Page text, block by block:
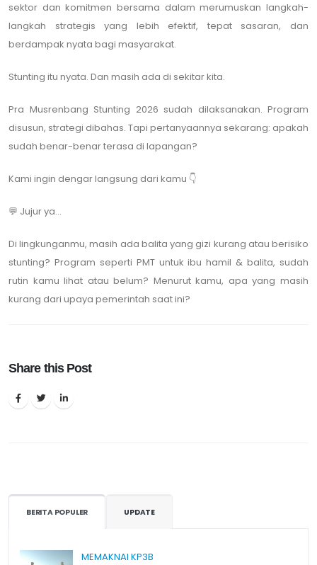
sektor dan komitmen bersama dalam merumuskan langkah-
langkah strategis yang lebih efektif, tepat sasaran, dan
berdampak nyata bagi masyarakat.
Stunting itu nyata. Dan masih ada di sekitar kita.
Pra Musrenbang Stunting 2026 sudah dilaksanakan. Program
disusun, strategi dibahas. Tapi pertanyaannya sekarang: apakah
sudah benar-benar terasa di lapangan?
Kami ingin dengar langsung dari kamu 👇
💬 Jujur ya…
Di lingkunganmu, masih ada balita yang gizi kurang atau berisiko
stunting? Program seperti PMT untuk ibu hamil & balita, sudah
rutin kamu lihat atau belum? Menurut kamu, apa yang masih
kurang dari upaya pemerintah saat ini?
Share this Post
BERITA POPULER UPDATE
MEMAKNAI KP3B